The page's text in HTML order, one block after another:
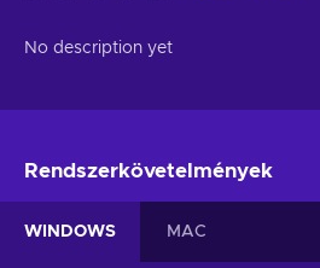
No description yet
Rendszerkövetelmények
WINDOWS MAC